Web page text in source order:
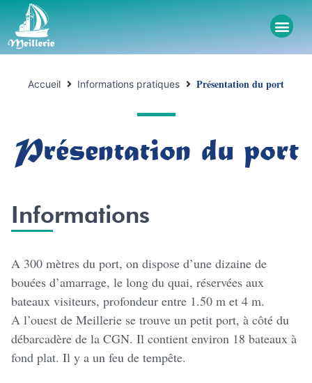
Accueil Informations pratiques Présentation du port
Présentation du port
Informations
A 300 mètres du port, on dispose d’une dizaine de
bouées d’amarrage, le long du quai, réservées aux
bateaux visiteurs, profondeur entre 1.50 m et 4 m.
A l’ouest de Meillerie se trouve un petit port, à côté du
débarcadère de la CGN. Il contient environ 18 bateaux à
fond plat. Il y a un feu de tempête.